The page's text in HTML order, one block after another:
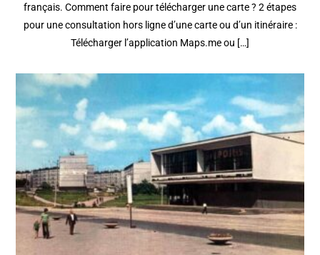
français. Comment faire pour télécharger une carte ? 2 étapes
pour une consultation hors ligne d’une carte ou d’un itinéraire :
Télécharger l’application Maps.me ou […]